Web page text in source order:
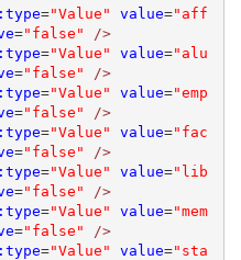
="Value" value="aff
="false"
/>
="Value" value="alu
="false"
/>
="Value" value="emp
="false"
/>
="Value" value="fac
="false"
/>
="Value" value="lib
="false"
/>
="Value" value="mem
="false"
/>
="Value" value="sta